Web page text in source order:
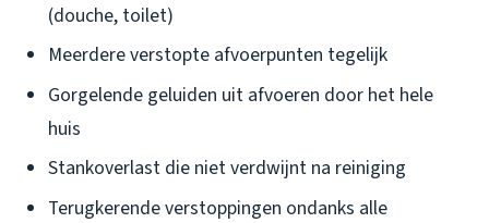
(douche, toilet)
Meerdere verstopte afvoerpunten tegelijk
Gorgelende geluiden uit afvoeren door het hele
huis
Stankoverlast die niet verdwijnt na reiniging
Terugkerende verstoppingen ondanks alle